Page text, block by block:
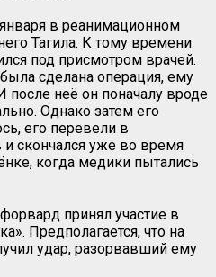
в реанимационном
Тагила. К тому времени
под присмотром врачей.
сделана операция, ему
после неё он поначалу вроде
Однако затем его
его перевели в
скончался уже во время
когда медики пытались
принял участие в
Предполагается, что на
удар, разорвавший ему